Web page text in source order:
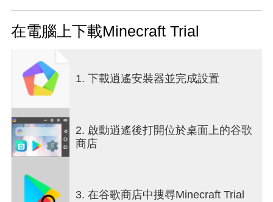
要享受完整的 Minecraft 體驗（包括創意模式、多人
漏洞：https://bugs.mojang.com
支持：https://www.minecraft.net/help
了解更多：https://www.minecraft.net/
移到完整遊戲。
在電腦上下載Minecraft Trial
1. 下載逍遙安裝器並完成設置
2. 啟動逍遙後打開位於桌面上的谷歌
商店
3. 在谷歌商店中搜尋Minecraft Trial